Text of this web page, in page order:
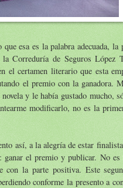
esa es la palabra adecuada, la
Correduría de Seguros López
el certamen literario que esta
el premio con la ganadora.
y le había gustado mucho,
modificarlo, no es la
así, a la alegría de estar
ganar el premio y publicar. No es
con la parte positiva. Este
conforme la presento a